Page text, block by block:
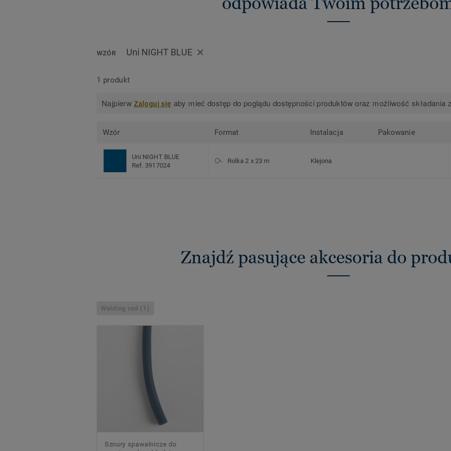
WZÓR Uni NIGHT BLUE
1 produkt
NajpierwZaloguj się aby mieć dostęp do poglądu dostępności produktów oraz możliwość składania
Wzór Format Instalacja Pakowanie
Uni NIGHT BLUE
Ref. 3917024
Rolka 2 x 23 m Klejona
Znajdź pasujące akcesoria do
Welding rod (1)
Sznury spawalnicze do